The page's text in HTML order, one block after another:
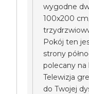
wygodne
100x200
Pokój ten
strony
polecany
Telewizja
do Twojej